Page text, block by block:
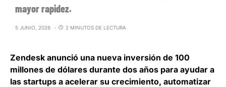
mayor rapidez.
5 JUNIO, 2026 2 MINUTOS DE LECTURA
Zendesk anunció una nueva inversión de 100
millones de dólares durante dos años para ayudar a
las startups a acelerar su crecimiento, automatizar